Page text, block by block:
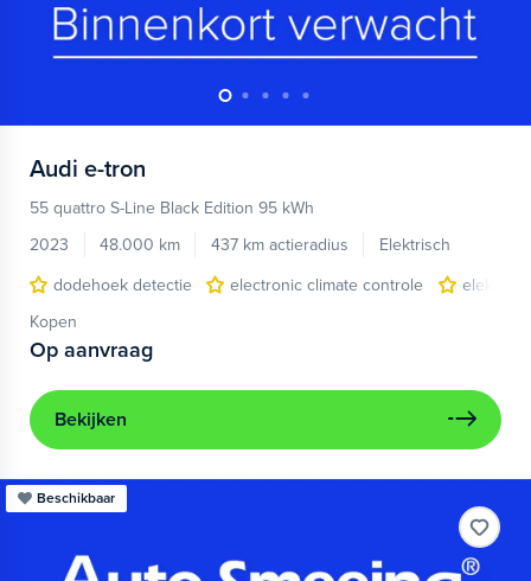
Audi e-tron
55 quattro S-Line Black Edition 95 kWh
2023
48.000 km 437 km actieradius
Elektrisch
dodehoek detectie
electronic climate controle
Kopen
Op aanvraag
Bekijken
Beschikbaar